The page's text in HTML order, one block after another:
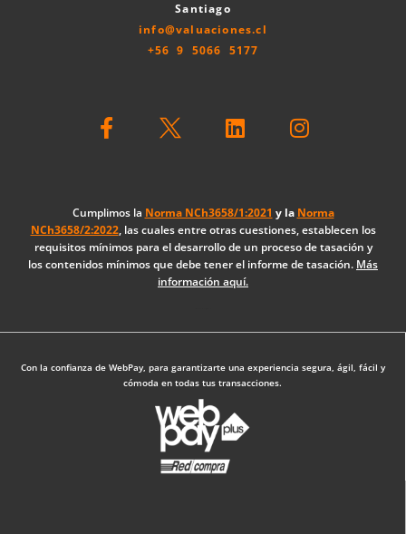
Santiago
info@valuaciones.cl
+56 9 5066 5177
a
o
o
k
i
d
i
n
n
g
r
a
Cumplimos la Norma NCh3658/1:2021 y la Norma
NCh3658/2:2022, las cuales entre otras cuestiones, establecen los
requisitos mínimos para el desarrollo de un proceso de tasación y
los contenidos mínimos que debe tener el informe de tasación. Más
información aquí.
Con la confianza de WebPay, para garantizarte una experiencia segura, ágil, fácil y
cómoda en todas tus transacciones.